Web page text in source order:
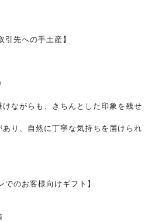
引先への手土産】
ながらも、きちんとした印象を残せ
り、自然に丁寧な気持ちを届けられ
でのお客様向けギフト】